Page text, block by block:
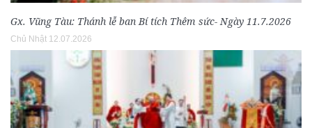
Gx. Vũng Tàu: Thánh lễ ban Bí tích Thêm sức- Ngày 11.7.2026
Chủ Nhật 12.07.2026